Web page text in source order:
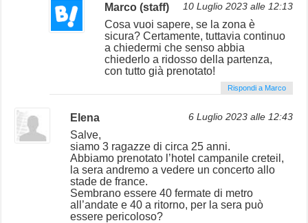
Marco (staff) 10 Luglio 2023 alle 12:13
Cosa vuoi sapere, se la zona è
sicura? Certamente, tuttavia continuo
a chiedermi che senso abbia
chiederlo a ridosso della partenza,
con tutto già prenotato!
Rispondi a Marco
Elena 6 Luglio 2023 alle 12:43
Salve,
siamo 3 ragazze di circa 25 anni.
Abbiamo prenotato l’hotel campanile creteil,
la sera andremo a vedere un concerto allo
stade de france.
Sembrano essere 40 fermate di metro
all’andate e 40 a ritorno, per la sera può
essere pericoloso?